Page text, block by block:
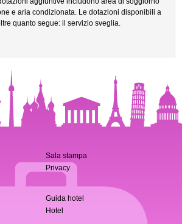
e aria condizionata. Le dotazioni disponibili a
quanto segue: il servizio sveglia.
Sala stampa
Privacy
Guida hotel
Hotel